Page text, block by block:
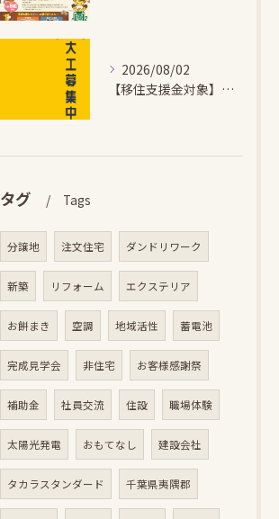
2026/08/02
【移住支援金対象】【未経験歓迎】大多喜町で「見えないところも...
タグ Tags
分譲地 注文住宅 ダンドリワーク
新築 リフォーム エクステリア
お餅まき 空調 地域活性 蓄電池
完成見学会 非住宅 お客様感謝祭
補助金 社員交流 住設 職場体験
太陽光発電 おもてなし 建設会社
タカラスタンダード 千葉県夷隅郡